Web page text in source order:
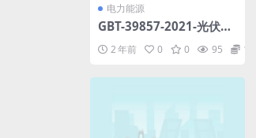
电力能源
GBT-39857-2021-光伏发
电效率技术规范-2021年1
0月1日实施.pdf
2 年前 0 0 95 1.98